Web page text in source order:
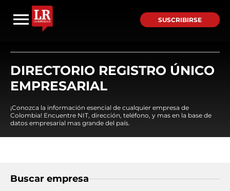
SUSCRIBIRSE
DIRECTORIO REGISTRO ÚNICO
EMPRESARIAL
¡Conozca la información esencial de cualquier empresa de
Colombia! Encuentre NIT, dirección, teléfono, y mas en la base de
datos empresarial mas grande del país.
Buscar empresa